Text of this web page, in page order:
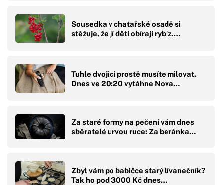
Sousedka v chatařské osadě si
stěžuje, že jí děti obírají rybíz.…
Tuhle dvojici prostě musíte milovat.
Dnes ve 20:20 vytáhne Nova…
Za staré formy na pečení vám dnes
sběratelé urvou ruce: Za beránka…
Zbyl vám po babičce starý lívanečník?
Tak ho pod 3000 Kč dnes…